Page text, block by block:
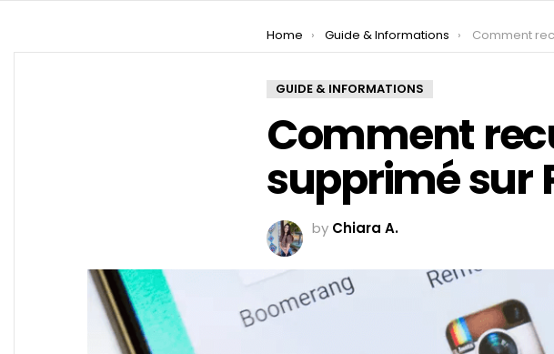
You are here:
Home Guide & Informations Comment
GUIDE & INFORMATIONS
Comment
supprimé sur
by Chiara A.